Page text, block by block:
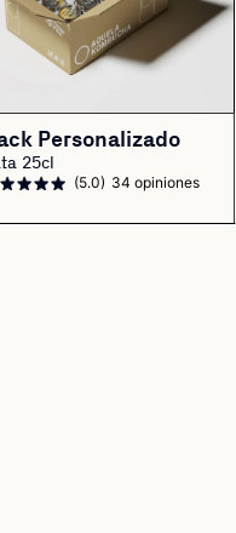
Personalizado
25cl
(5.0) 34 opiniones